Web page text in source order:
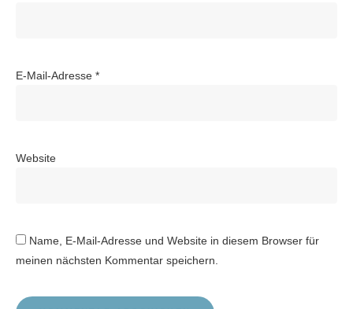
E-Mail-Adresse *
Website
Name, E-Mail-Adresse und Website in diesem Browser für
meinen nächsten Kommentar speichern.